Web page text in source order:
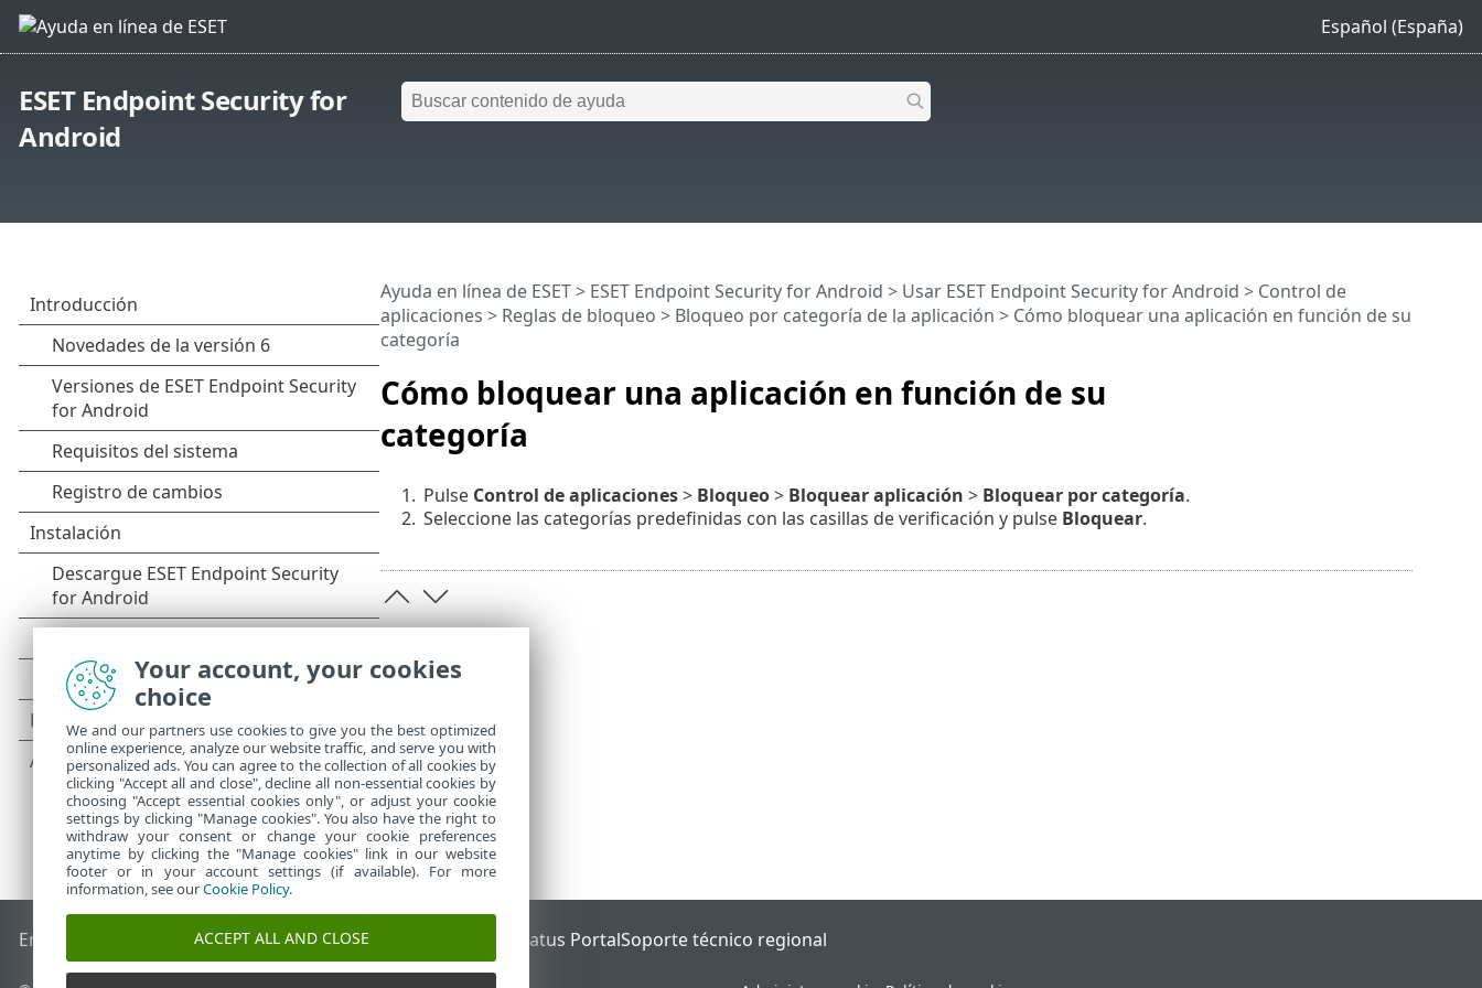
Español (España)
ESET Endpoint Security for
Android
Cómo bloquear una aplicación en función de su
categoría
Ayuda en línea de ESET> ESET Endpoint Security for Android > Usar ESET Endpoint Security for Android > Control de
aplicaciones > Reglas de bloqueo > Bloqueo por categoría de la aplicación > Cómo bloquear una aplicación en función de su
categoría
1. Pulse Control de aplicaciones> Bloqueo> Bloquear aplicación > Bloquear por categoría.
2. Seleccione las categorías predefinidas con las casillas de verificación y pulse Bloquear.
End of Life Base de conocimiento de ESETForo de ESET ESET Status PortalSoporte técnico regional
Your account, your cookies
choice
We and our partners use cookies to give you the best optimized
online experience, analyze our website traffic, and serve you with
personalized ads. You can agree to the collection of all cookies by
clicking "Accept all and close", decline all non-essential cookies by
choosing "Accept essential cookies only", or adjust your cookie
settings by clicking "Manage cookies". You also have the right to
withdraw your consent or change your cookie preferences
anytime by clicking the "Manage cookies" link in our website
footer or in your account settings (if available). For more
information, see ourCookie Policy.
ACCEPT ALL AND CLOSE